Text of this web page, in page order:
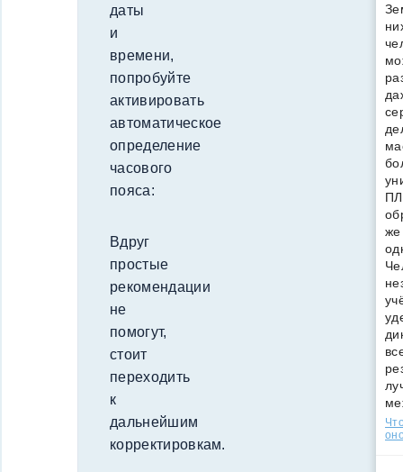
даты
и
времени,
попробуйте
активировать
автоматическое
определение
часового
пояса:
Вдруг
простые
рекомендации
не
помогут,
стоит
переходить
к
дальнейшим
корректировкам.
же